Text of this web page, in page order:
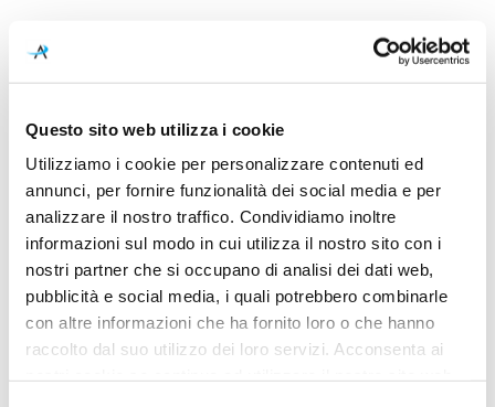
Questo sito web utilizza i cookie
Utilizziamo i cookie per personalizzare contenuti ed
annunci, per fornire funzionalità dei social media e per
analizzare il nostro traffico. Condividiamo inoltre
informazioni sul modo in cui utilizza il nostro sito con i
nostri partner che si occupano di analisi dei dati web,
pubblicità e social media, i quali potrebbero combinarle
con altre informazioni che ha fornito loro o che hanno
raccolto dal suo utilizzo dei loro servizi. Acconsenta ai
Caratteristiche
PRP FDW 51
Le Corbusier
Dimensioni
Ø 170mm x Ø 110mm - H
180mm (H cavo 2100mm)
Sorgente luminosa
Lampadina Led
Potenza e attacco
23W - E27 - 230V
Lampadina
Esclusa
Dimmerazione
Dimmerabile
Classe energetica
A++, A+, A